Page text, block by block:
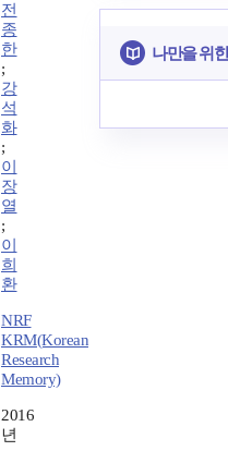
전
종
한
;
강
석
화
;
이
장
열
;
이
희
환
NRF
KRM(Korean
Research
Memory)
2016
년
나만을 위